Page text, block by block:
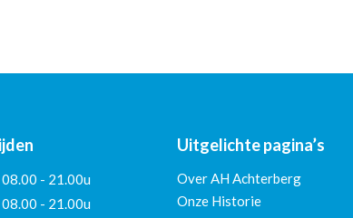
08.00 - 21.00u
08.00 - 21.00u
Uitgelichte pagina’s
Over AH Achterberg
Onze Historie